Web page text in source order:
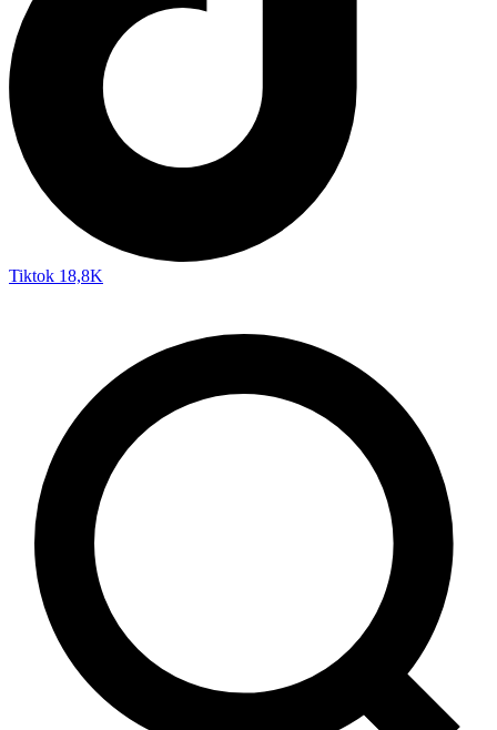
Tiktok 18,8K